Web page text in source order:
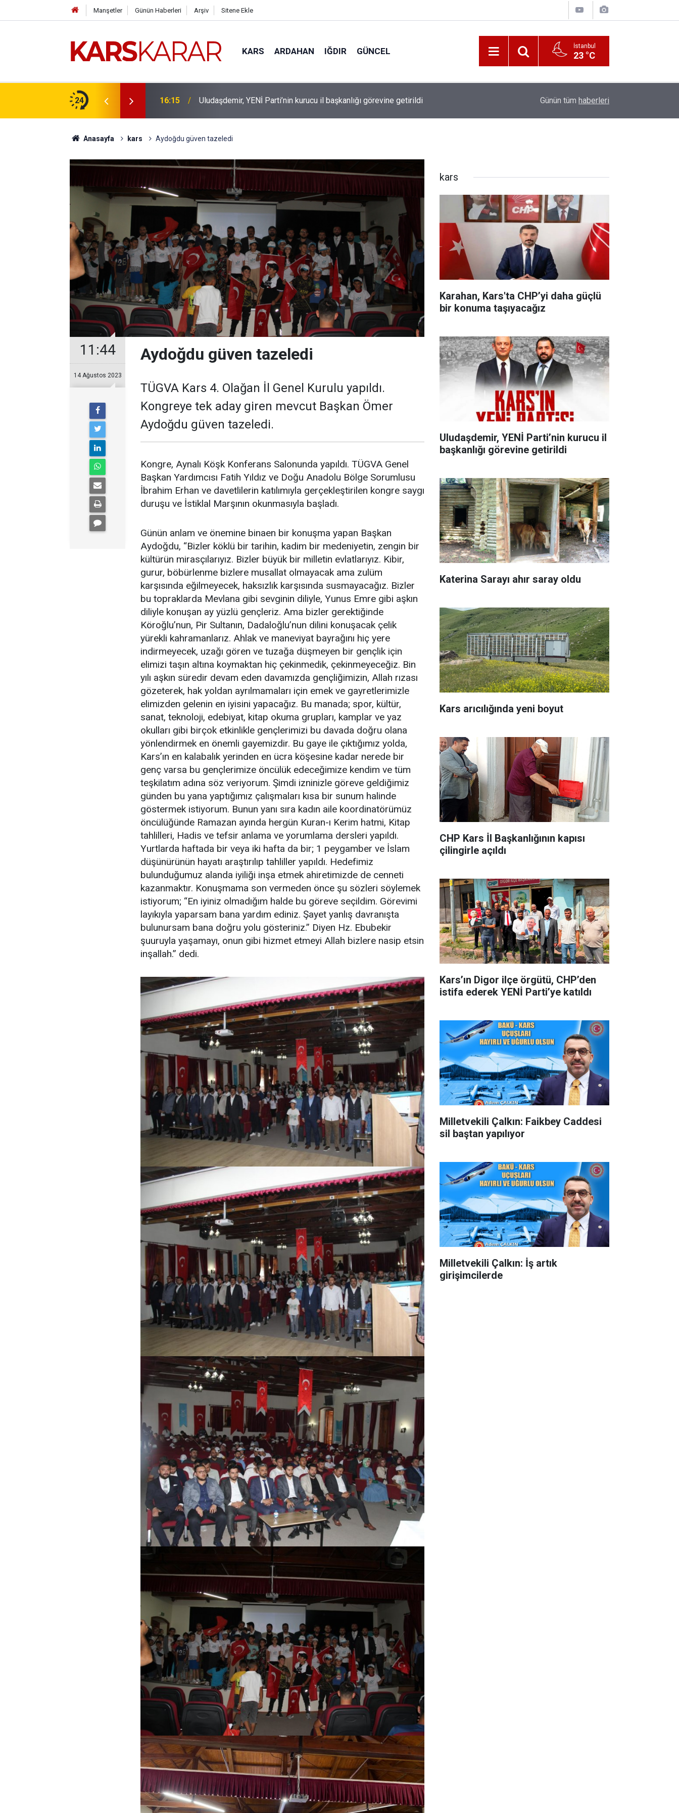
Manşetler Günün Haberleri Arşiv Sitene Ekle
KARS ARDAHAN IĞDIR GÜNCEL İstanbul
23 °C
24
bir konuma taşıyacağız 16:15 Uludaşdemir, YENİ Parti’nin kurucu il başkanlığı görevine getirildi Katerina Sarayı ahır saray oldu
Günün tüm haberleri
Anasayfa kars Aydoğdu güven tazeledi
11:44
14 Ağustos 2023
Aydoğdu güven tazeledi
TÜGVA Kars 4. Olağan İl Genel Kurulu yapıldı.
Kongreye tek aday giren mevcut Başkan Ömer
Aydoğdu güven tazeledi.
Kongre, Aynalı Köşk Konferans Salonunda yapıldı. TÜGVA Genel
Başkan Yardımcısı Fatih Yıldız ve Doğu Anadolu Bölge Sorumlusu
İbrahim Erhan ve davetlilerin katılımıyla gerçekleştirilen kongre saygı
duruşu ve İstiklal Marşının okunmasıyla başladı.
Günün anlam ve önemine binaen bir konuşma yapan Başkan
Aydoğdu, “Bizler köklü bir tarihin, kadim bir medeniyetin, zengin bir
kültürün mirasçılarıyız. Bizler büyük bir milletin evlatlarıyız. Kibir,
gurur, böbürlenme bizlere musallat olmayacak ama zulüm
karşısında eğilmeyecek, haksızlık karşısında susmayacağız. Bizler
bu topraklarda Mevlana gibi sevginin diliyle, Yunus Emre gibi aşkın
diliyle konuşan ay yüzlü gençleriz. Ama bizler gerektiğinde
Köroğlu’nun, Pir Sultanın, Dadaloğlu’nun dilini konuşacak çelik
yürekli kahramanlarız. Ahlak ve maneviyat bayrağını hiç yere
indirmeyecek, uzağı gören ve tuzağa düşmeyen bir gençlik için
elimizi taşın altına koymaktan hiç çekinmedik, çekinmeyeceğiz. Bin
yılı aşkın süredir devam eden davamızda gençliğimizin, Allah rızası
gözeterek, hak yoldan ayrılmamaları için emek ve gayretlerimizle
elimizden gelenin en iyisini yapacağız. Bu manada; spor, kültür,
sanat, teknoloji, edebiyat, kitap okuma grupları, kamplar ve yaz
okulları gibi birçok etkinlikle gençlerimizi bu davada doğru olana
yönlendirmek en önemli gayemizdir. Bu gaye ile çıktığımız yolda,
Kars’ın en kalabalık yerinden en ücra köşesine kadar nerede bir
genç varsa bu gençlerimize öncülük edeceğimize kendim ve tüm
teşkilatım adına söz veriyorum. Şimdi izninizle göreve geldiğimiz
günden bu yana yaptığımız çalışmaları kısa bir sunum halinde
göstermek istiyorum. Bunun yanı sıra kadın aile koordinatörümüz
öncülüğünde Ramazan ayında hergün Kuran-ı Kerim hatmi, Kitap
tahlilleri, Hadis ve tefsir anlama ve yorumlama dersleri yapıldı.
Yurtlarda haftada bir veya iki hafta da bir; 1 peygamber ve İslam
düşünürünün hayatı araştırılıp tahliller yapıldı. Hedefimiz
bulunduğumuz alanda iyiliği inşa etmek ahiretimizde de cenneti
kazanmaktır. Konuşmama son vermeden önce şu sözleri söylemek
istiyorum; “En iyiniz olmadığım halde bu göreve seçildim. Görevimi
layıkıyla yaparsam bana yardım ediniz. Şayet yanlış davranışta
bulunursam bana doğru yolu gösteriniz.” Diyen Hz. Ebubekir
şuuruyla yaşamayı, onun gibi hizmet etmeyi Allah bizlere nasip etsin
inşallah.” dedi.
kars
Karahan, Kars'ta CHP’yi daha güçlü
bir konuma taşıyacağız
Uludaşdemir, YENİ Parti’nin kurucu il
başkanlığı görevine getirildi
Katerina Sarayı ahır saray oldu
Kars arıcılığında yeni boyut
CHP Kars İl Başkanlığının kapısı
çilingirle açıldı
Kars’ın Digor ilçe örgütü, CHP’den
istifa ederek YENİ Parti’ye katıldı
Milletvekili Çalkın: Faikbey Caddesi
sil baştan yapılıyor
Milletvekili Çalkın: İş artık
girişimcilerde